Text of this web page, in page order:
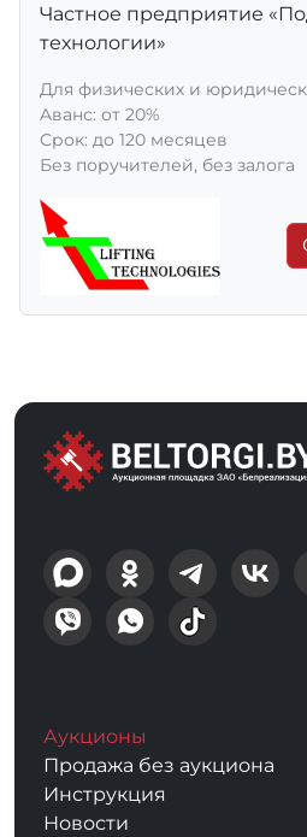
Частное предприятие
технологии»
Для физических и
Aванс: от 20%
Срок: до 120 месяцев
Без поручителей, без залога
Аукционы
Продажа без аукциона
Инструкция
Новости